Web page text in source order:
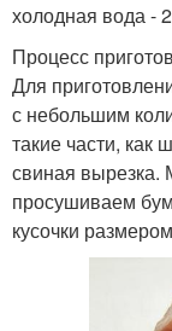
холодная вода -
Процесс
Для
с небольшим
такие части, как
свиная вырезка.
просушиваем
кусочки